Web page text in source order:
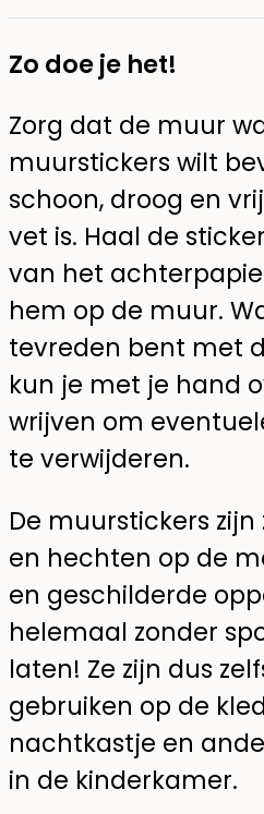
Zo doe je het!
Zorg dat de muur
muurstickers wilt
schoon, droog en
vet is. Haal de
van het
hem op de muur.
tevreden bent met
kun je met je hand
wrijven om
te verwijderen.
De muurstickers
en hechten op de
en geschilderde
helemaal zonder
laten! Ze zijn dus
gebruiken op de
nachtkastje en
in de kinderkamer.